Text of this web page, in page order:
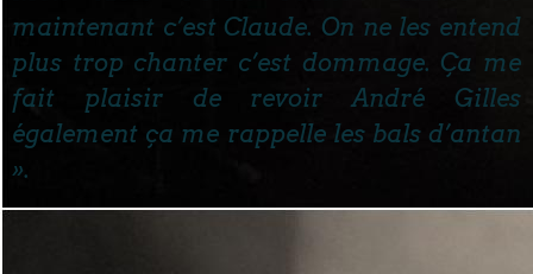
maintenant c’est Claude. On ne les entend
plus trop chanter c’est dommage. Ça me
fait plaisir de revoir André Gilles
également ça me rappelle les bals d’antan
».